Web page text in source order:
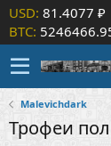
USD: 81.4077 ₽
BTC:
Malevichdark
Трофеи